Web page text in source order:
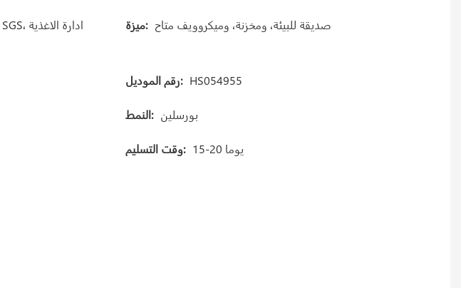
ميزة: صديقة للبيئة، ومخزنة، وميكروويف متاح
رقم الموديل: HS054955
النمط: بورسلين
وقت التسليم: 15-20 يوما